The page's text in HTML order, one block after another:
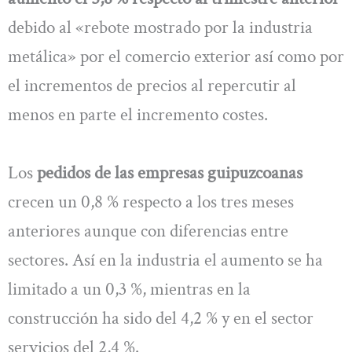
debido al «rebote mostrado por la industria
metálica» por el comercio exterior así como por
el incrementos de precios al repercutir al
menos en parte el incremento costes.
Lospedidos de las empresas guipuzcoanas
crecen un 0,8 % respecto a los tres meses
anteriores aunque con diferencias entre
sectores. Así en la industria el aumento se ha
limitado a un 0,3 %, mientras en la
construcción ha sido del 4,2 % y en el sector
servicios del 2,4 %.